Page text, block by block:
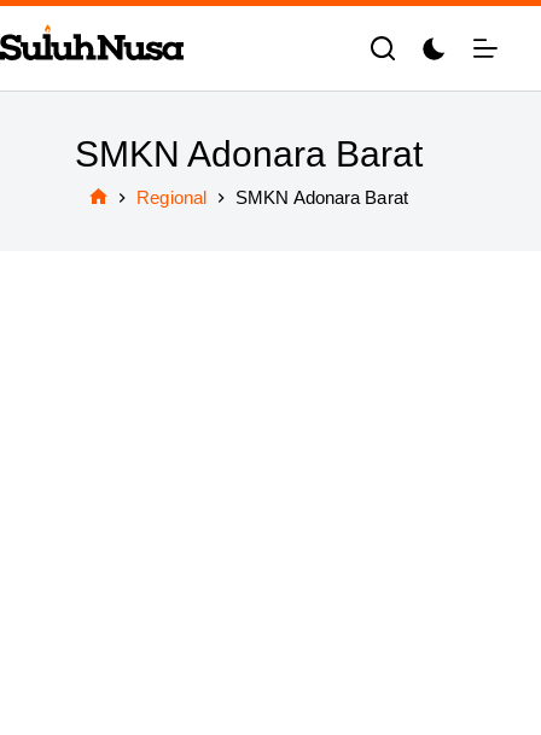
Skip
to
content
SMKN Adonara Barat
Regional SMKN Adonara Barat